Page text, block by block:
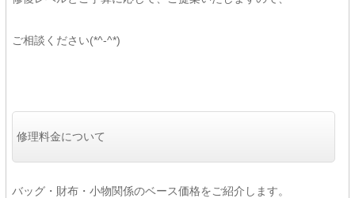
ご相談ください(*^-^*)
修理料金について
バッグ・財布・小物関係のベース価格をご紹介します。